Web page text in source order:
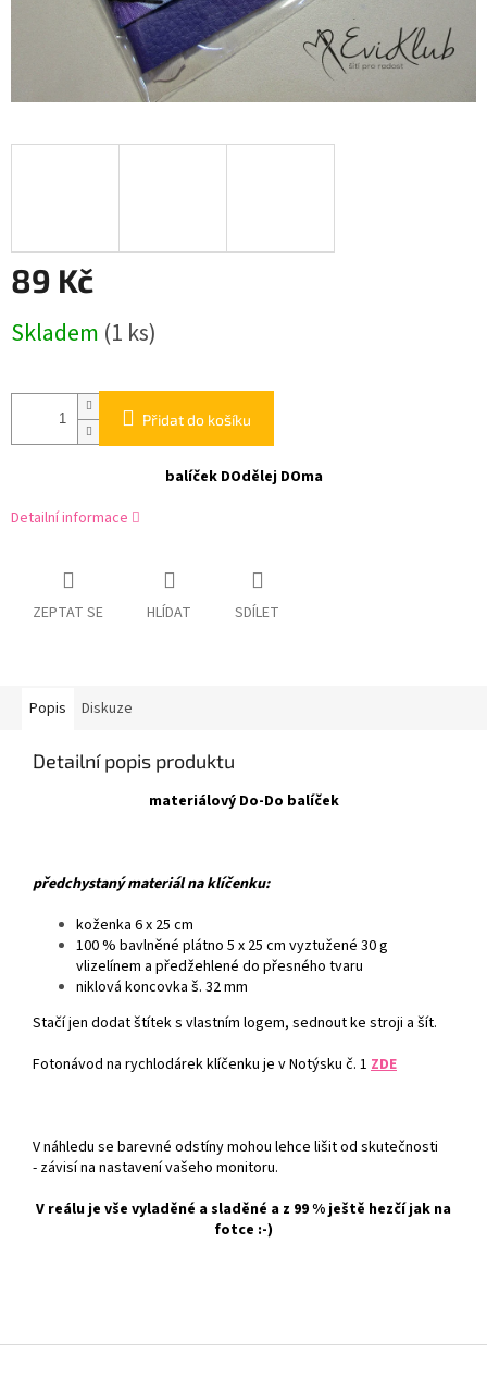
89 Kč
cena:
Skladem (1 ks)
Přidat do košíku
balíček DOdělej DOma
Detailní informace
ZEPTAT SE HLÍDAT SDÍLET
Popis Diskuze
Detailní popis produktu
materiálový Do-Do balíček
předchystaný materiál na klíčenku:
koženka 6 x 25 cm
100 % bavlněné plátno 5 x 25 cm vyztužené 30 g
vlizelínem a předžehlené do přesného tvaru
niklová koncovka š. 32 mm
Stačí jen dodat štítek s vlastním logem, sednout ke stroji a šít.
Fotonávod na rychlodárek klíčenku je v Notýsku č. 1 ZDE
V náhledu se barevné odstíny mohou lehce lišit od skutečnosti
- závisí na nastavení vašeho monitoru.
V reálu je vše vyladěné a sladěné a z 99 % ještě hezčí jak na
fotce :-)